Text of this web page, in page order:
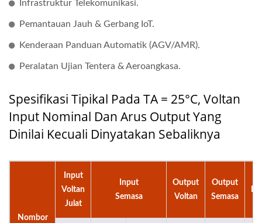
Infrastruktur Telekomunikasi.
Pemantauan Jauh & Gerbang IoT.
Kenderaan Panduan Automatik (AGV/AMR).
Peralatan Ujian Tentera & Aeroangkasa.
Spesifikasi Tipikal Pada TA = 25°C, Voltan
Input Nominal Dan Arus Output Yang
Dinilai Kecuali Dinyatakan Sebaliknya
Nombor
Input
Voltan
Julat
Input
Semasa
Output
Voltan
Output
Semasa